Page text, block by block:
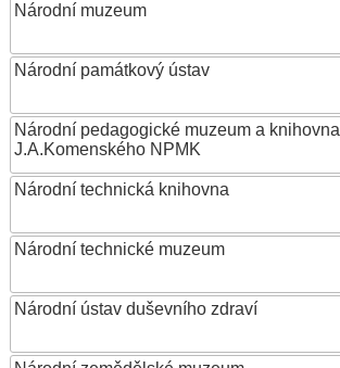
Národní muzeum
Národní památkový ústav
Národní pedagogické muzeum a knihovna
J.A.Komenského NPMK
Národní technická knihovna
Národní technické muzeum
Národní ústav duševního zdraví